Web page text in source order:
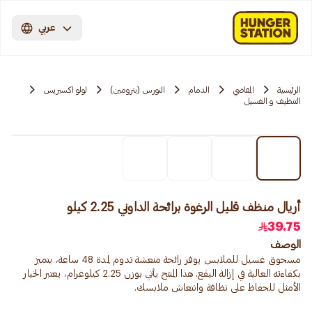
عربي
الرئيسية المقاضي الدمام النورس (بترومين)
لولو اكسبريس
التنظيف و الغسيل
أريال منظف قليل الرغوة برائحة الداوني 2.25 كيلو
39.75
الوصف
مسحوق غسيل للملابس يوفر رائحة منعشة تدوم لمدة 48 ساعة، يتميز
بكفاءته العالية في إزالة البقع. هذا المنتج يأتي بوزن 2.25 كيلوغرام، يعتبر الخيار
الأمثل للحفاظ على نظافة وانتعاش ملابسك.